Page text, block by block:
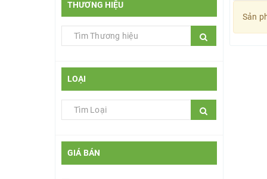
THƯƠNG HIỆU
LOẠI
GIÁ BÁN
Sản